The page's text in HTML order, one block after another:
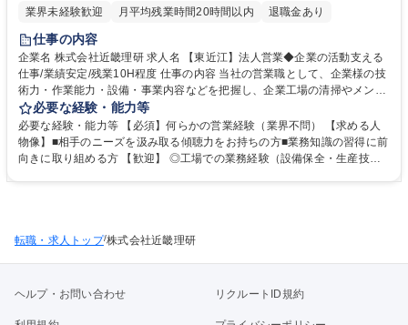
業界未経験歓迎
月平均残業時間20時間以内 退職金あり
仕事の内容
企業名 株式会社近畿理研 求人名 【東近江】法人営業◆企業の活動支える
仕事/業績安定/残業10H程度 仕事の内容 当社の営業職として、企業様の技
術力・作業能力・設備・事業内容などを把握し、企業工場の清掃やメンテ
ナンス等の提案をお任せします。既存顧客中心で設備改善や環境整備を通
じて企業の生産性向上に貢献します ■具体的には、清掃・メンテナンス等
の提案、作業工程の管理、取引先との打ち合わせなどを行います。設備の
定期的な清掃を通じて「安定稼働」および「設備の延命化」にお応えする
仕事/業績安定/残業10H程度
必要な経験・能力等
必要な経験・能力等 【必須】何らかの営業経験（業界不問） 【求める人
物像】■相手のニーズを汲み取る傾聴力をお持ちの方■業務知識の習得に前
向きに取り組める方 【歓迎】 ◎工場での業務経験（設備保全・生産技
転職・求人トップ/株式会社近畿理研
ヘルプ・お問い合わせ リクルートID規約